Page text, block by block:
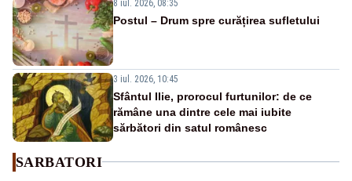
8 iul. 2026, 08:35
Postul – Drum spre curățirea sufletului
3 iul. 2026, 10:45
Sfântul Ilie, prorocul furtunilor: de ce
rămâne una dintre cele mai iubite
sărbători din satul românesc
SARBATORI